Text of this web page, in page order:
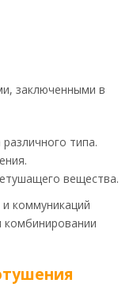
заключенными в
типа.
вещества.
коммуникаций
комбинировании